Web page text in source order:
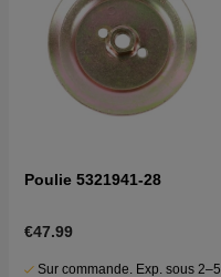
Poulie 5321941-28
€47.99
Sur commande. Exp. sous 2–5